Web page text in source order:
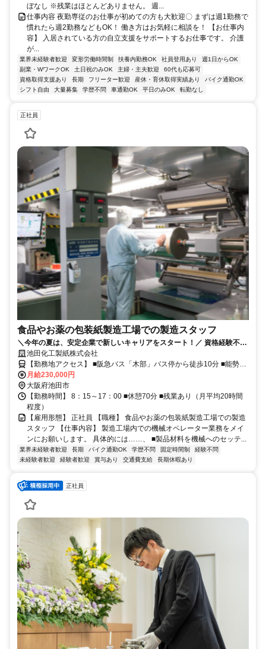
ぼなし ※残業はほとんどありません。 週...
仕事内容 夜勤専従のお仕事が初めての方も大歓迎〇 まずは週1勤務で
慣れたら週2勤務などもOK！ 働き方はお気軽に相談を！ 【お仕事内
容】 入居されている方の自立支援をサポートするお仕事です。 介護
が...
業界未経験者歓迎 変形労働時間制 扶養内勤務OK 社員登用あり
週1日からOK
副業・WワークOK
土日祝のみOK 主婦・主夫歓迎
60代も応募可
資格取得支援あり
長期 フリーター歓迎 産休・育休取得実績あり
バイク通勤OK
シフト自由
大量募集 学歴不問 車通勤OK 平日のみOK 転勤なし
正社員
食品やお薬の包装紙製造工場での製造スタッフ
＼今年の夏は、安定企業で新しいキャリアをスタート！／ 資格経験不問
の製造スタッフさん募集！！！ コツコツと続けられるお仕事です★未経
験の方大歓迎です！
池田化工製紙株式会社
【勤務地アクセス】 ■阪急バス「木部」バス停から徒歩10分 ■能勢電
鉄妙見線「鼓滝」駅より徒歩18分、車で3分 ■能勢電鉄妙見線「絹延
橋」駅より徒歩20分、車で8分 ■阪急宝塚線「池田」駅より車で10分
■能勢電鉄日生線「日生中央」駅より車で16分 ■阪急箕面線「箕面」
駅より車で19分 ■各線「伊丹」駅より車で22分 ■各線「宝塚」駅より
車で25分 ■阪急宝塚線「豊中」駅より車で27分 ■各線「千里中央」駅
より車で30分
月給230,000円
大阪府池田市
【勤務時間】 8：15～17：00 ■休憩70分 ■残業あり（月平均20時間
程度）
【雇用形態】 正社員 【職種】 食品やお薬の包装紙製造工場での製造
スタッフ 【仕事内容】 製造工場内での機械オペレーター業務をメイ
ンにお願いします。 具体的には……、 ■製品材料を機械へのセッテ...
業界未経験者歓迎 長期 バイク通勤OK 学歴不問 固定時間制
経験不問
未経験者歓迎
経験者歓迎 賞与あり 交通費支給 長期休暇あり
正社員